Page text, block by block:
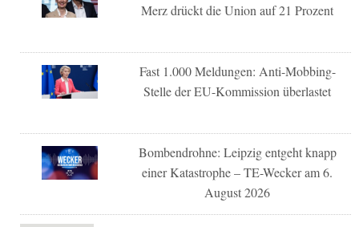
Merz drückt die Union auf 21 Prozent
Fast 1.000 Meldungen: Anti-Mobbing-
Stelle der EU-Kommission überlastet
Bombendrohne: Leipzig entgeht knapp
einer Katastrophe – TE-Wecker am 6.
August 2026